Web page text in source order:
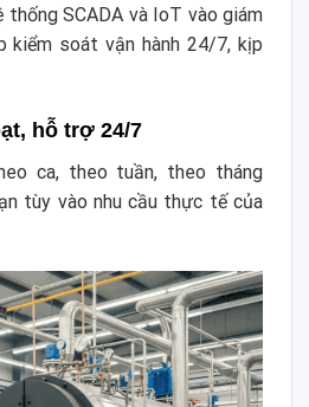
thống SCADA và IoT vào giám
kiểm soát vận hành 24/7, kịp
hỗ trợ 24/7
ca, theo tuần, theo tháng
tùy vào nhu cầu thực tế của